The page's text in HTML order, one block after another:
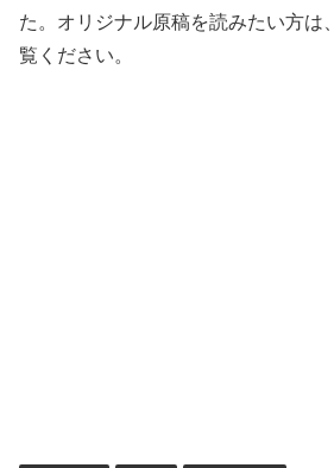
た。オリジナル原稿を読みたい方は、
覧ください。